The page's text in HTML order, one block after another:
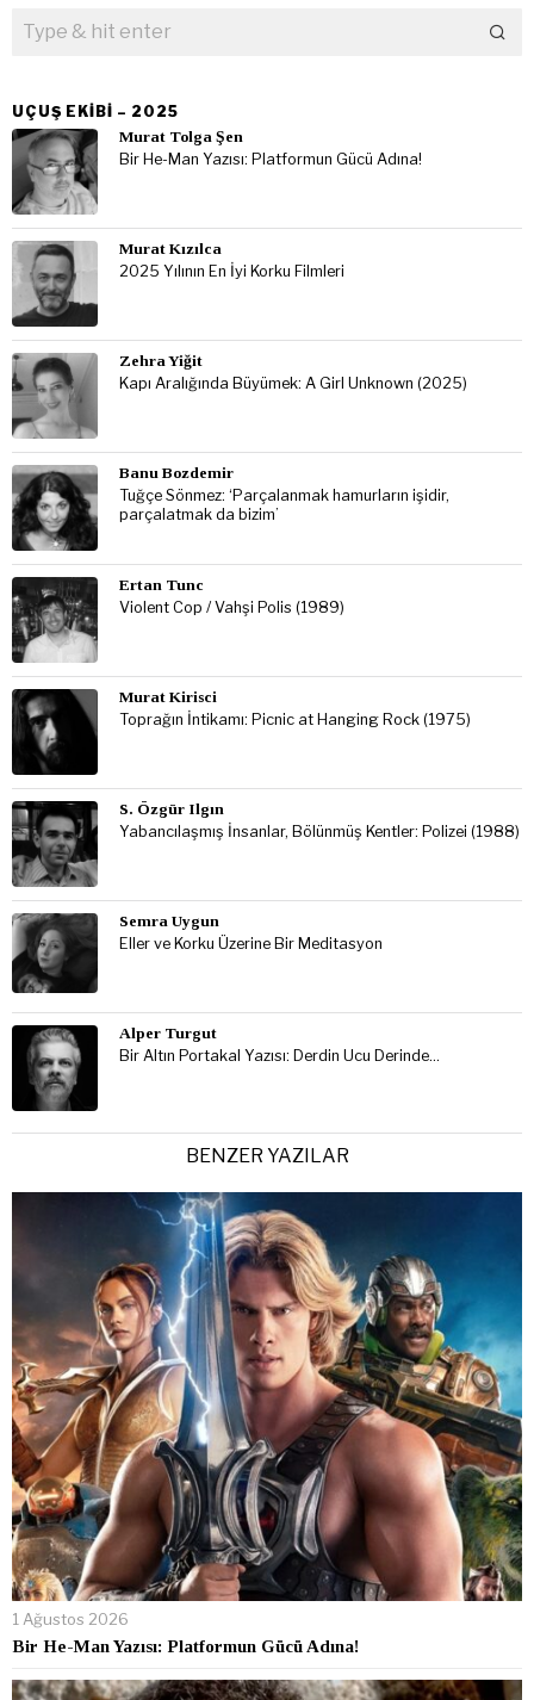
UÇUŞ EKIBI – 2025
Murat Tolga Şen
Bir He-Man Yazısı: Platformun Gücü Adına!
Murat Kızılca
2025 Yılının En İyi Korku Filmleri
Zehra Yiğit
Kapı Aralığında Büyümek: A Girl Unknown (2025)
Banu Bozdemir
Tuğçe Sönmez: ‘Parçalanmak hamurların işidir,
parçalatmak da bizim’
Ertan Tunc
Violent Cop / Vahşi Polis (1989)
Murat Kirisci
Toprağın İntikamı: Picnic at Hanging Rock (1975)
S. Özgür Ilgın
Yabancılaşmış İnsanlar, Bölünmüş Kentler: Polizei (1988)
Semra Uygun
Eller ve Korku Üzerine Bir Meditasyon
Alper Turgut
Bir Altın Portakal Yazısı: Derdin Ucu Derinde…
BENZER YAZILAR
1 Ağustos 2026
Bir He-Man Yazısı: Platformun Gücü Adına!